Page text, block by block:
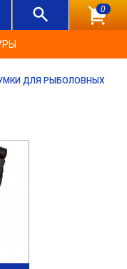
0
ДЛЯ РЫБОЛОВНЫХ